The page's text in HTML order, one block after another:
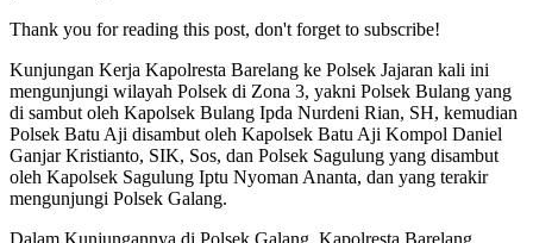
Thank you for reading this post, don't forget to subscribe!
Kunjungan Kerja Kapolresta Barelang ke Polsek Jajaran kali ini
mengunjungi wilayah Polsek di Zona 3, yakni Polsek Bulang yang
di sambut oleh Kapolsek Bulang Ipda Nurdeni Rian, SH, kemudian
Polsek Batu Aji disambut oleh Kapolsek Batu Aji Kompol Daniel
Ganjar Kristianto, SIK, Sos, dan Polsek Sagulung yang disambut
oleh Kapolsek Sagulung Iptu Nyoman Ananta, dan yang terakir
mengunjungi Polsek Galang.
Dalam Kunjungannya di Polsek Galang, Kapolresta Barelang